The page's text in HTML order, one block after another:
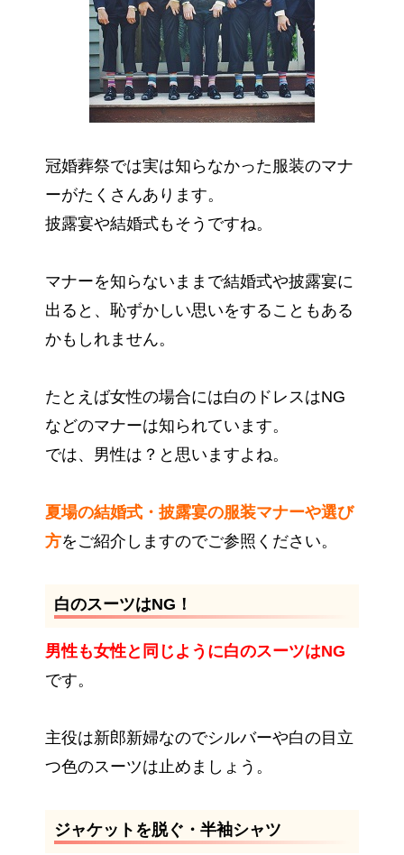
冠婚葬祭では実は知らなかった服装のマナ
ーがたくさんあります。
披露宴や結婚式もそうですね。
マナーを知らないままで結婚式や披露宴に
出ると、恥ずかしい思いをすることもある
かもしれません。
たとえば女性の場合には白のドレスはNG
などのマナーは知られています。
では、男性は？と思いますよね。
夏場の結婚式・披露宴の服装マナーや選び
方をご紹介しますのでご参照ください。
白のスーツはNG！
男性も女性と同じように白のスーツはNG
です。
主役は新郎新婦なのでシルバーや白の目立
つ色のスーツは止めましょう。
ジャケットを脱ぐ・半袖シャツ